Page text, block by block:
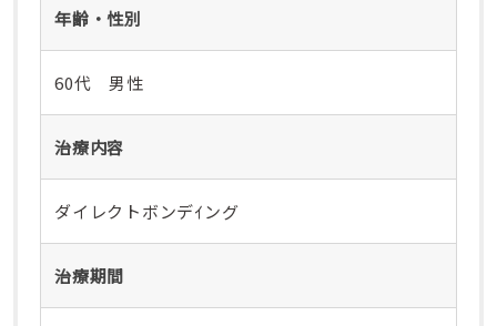
年齢・性別
60代 男性
治療内容
ダイレクトボンデｲング
治療期間